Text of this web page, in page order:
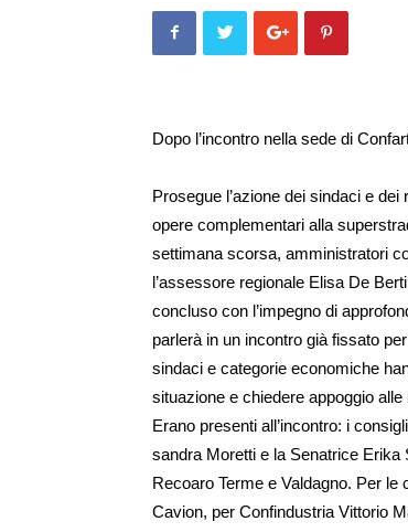
Dopo l’incontro nella sede di
Prosegue l’azione dei sindaci e
ope­re complementari alla
settimana scorsa, amministratori
l’assessore regionale Elisa De
concluso con l’impegno di
parlerà in un incontro già fissato
sindaci e categorie economiche
situazione e chiedere ap­pog­gio
Erano presenti all’in­contro: i
san­dra Moretti e la Senatrice Eri­­ka
Recoaro Terme e Val­dagno. Per
Ca­vion, per Confindustria Vittorio